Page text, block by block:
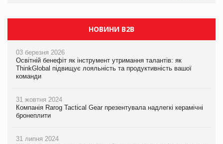
НОВИНИ B2B
03 березня 2026
Освітній бенефіт як інструмент утримання талантів: як
ThinkGlobal підвищує лояльність та продуктивність вашої
команди
31 жовтня 2024
Компанія Rarog Tactical Gear презентувала надлегкі керамічні
бронеплити
31 липня 2024